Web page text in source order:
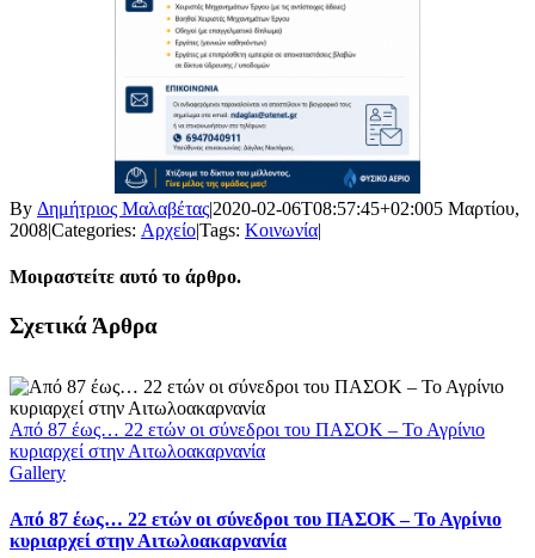
By Δημήτριος Μαλαβέτας|2020-02-06T08:57:45+02:005 Μαρτίου,
2008|Categories: Αρχείο|Tags: Κοινωνία|
Μοιραστείτε αυτό το άρθρο.
Facebook
X
LinkedIn
WhatsApp
Email
Σχετικά Άρθρα
Από 87 έως… 22 ετών οι σύνεδροι του ΠΑΣΟΚ – Το Αγρίνιο
κυριαρχεί στην Αιτωλοακαρνανία
Gallery
Από 87 έως… 22 ετών οι σύνεδροι του ΠΑΣΟΚ – Το Αγρίνιο
κυριαρχεί στην Αιτωλοακαρνανία